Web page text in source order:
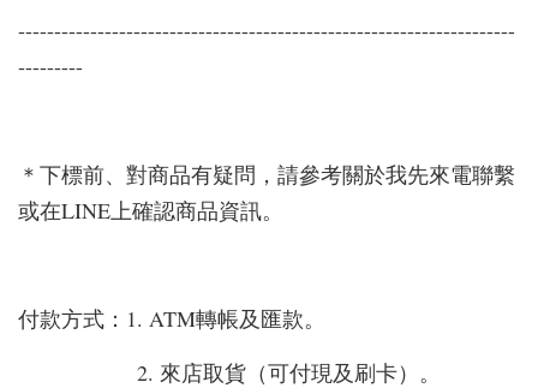
---------------------------------------------------------------------
---------
＊下標前、對商品有疑問，請參考關於我先來電聯繫
或在LINE上確認商品資訊。
付款方式：1. ATM轉帳及匯款。
2. 來店取貨（可付現及刷卡）。